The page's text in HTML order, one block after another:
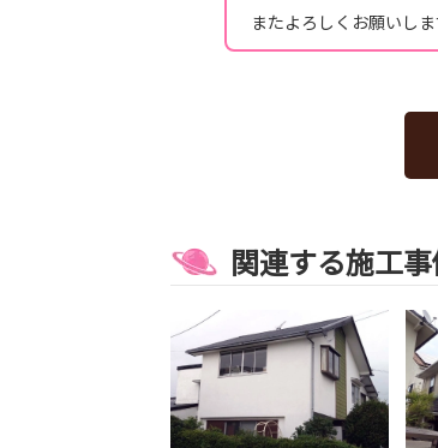
またよろしくお願いしま
関連する施工